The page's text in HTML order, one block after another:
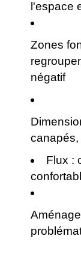
l'espace
Zones
négatif
canapés,
Flux :